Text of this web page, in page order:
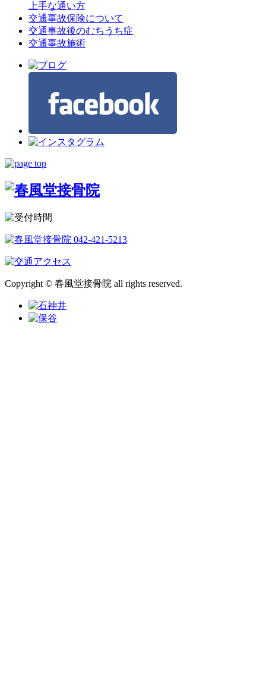
上手な通い方
交通事故保険について
交通事故後のむちうち症
交通事故施術
Copyright © 春風堂接骨院 all rights reserved.